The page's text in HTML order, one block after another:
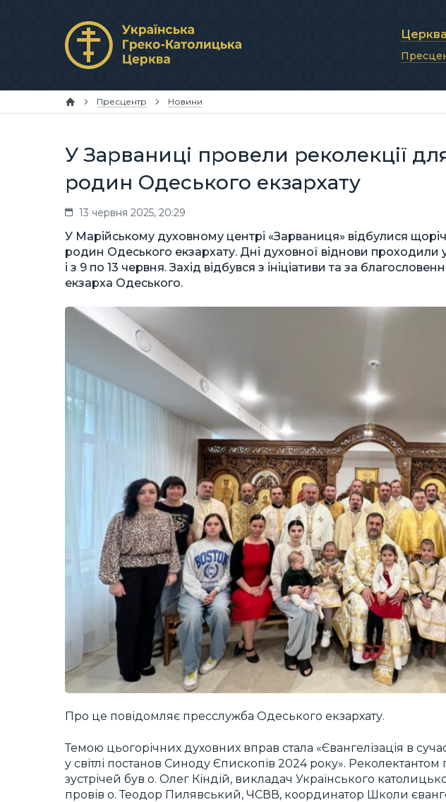
Церква
Про
Фото та
Пресцентр Новини
У Зарваниці провели реколекції
родин Одеського екзархату
13 червня 2025, 20:29
У Марійському духовному центрі «Зарваниця» відбулися
родин Одеського екзархату. Дні духовної віднови проходили
і з 9 по 13 червня. Захід відбувся з ініціативи та за
екзарха Одеського.
Про це повідомляє пресслужба Одеського екзархату.
Темою цьогорічних духовних вправ стала «Євангелізація в
у світлі постанов Синоду Єпископів 2024 року».
зустрічей був о. Олег Кіндій, викладач Українського
провів о. Теодор Пилявський, ЧСВВ, координатор Школи